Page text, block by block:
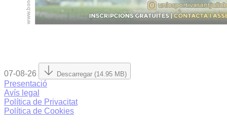
07-08-26 Descarregar (14.95 MB)
Presentació
Avís legal
Política de Privacitat
Política de Cookies